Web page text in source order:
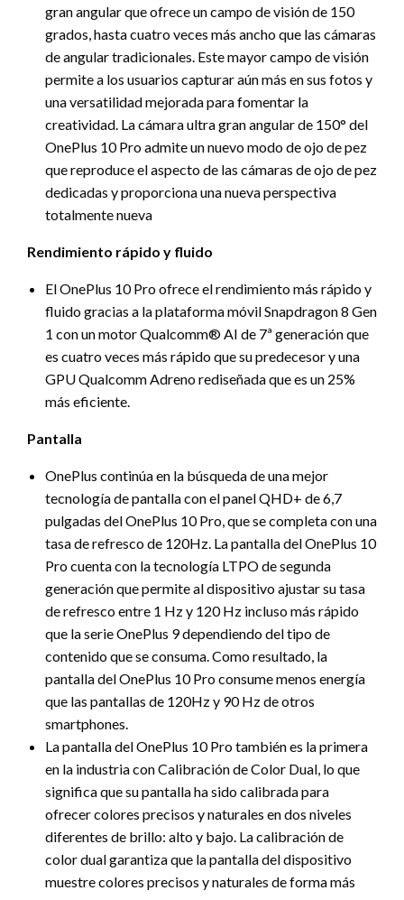
gran angular que ofrece un campo de visión de 150
grados, hasta cuatro veces más ancho que las cámaras
de angular tradicionales. Este mayor campo de visión
permite a los usuarios capturar aún más en sus fotos y
una versatilidad mejorada para fomentar la
creatividad. La cámara ultra gran angular de 150° del
OnePlus 10 Pro admite un nuevo modo de ojo de pez
que reproduce el aspecto de las cámaras de ojo de pez
dedicadas y proporciona una nueva perspectiva
totalmente nueva
Rendimiento rápido y fluido
El OnePlus 10 Pro ofrece el rendimiento más rápido y
fluido gracias a la plataforma móvil Snapdragon 8 Gen
1 con un motor Qualcomm® AI de 7ª generación que
es cuatro veces más rápido que su predecesor y una
GPU Qualcomm Adreno rediseñada que es un 25%
más eficiente.
Pantalla
OnePlus continúa en la búsqueda de una mejor
tecnología de pantalla con el panel QHD+ de 6,7
pulgadas del OnePlus 10 Pro, que se completa con una
tasa de refresco de 120Hz. La pantalla del OnePlus 10
Pro cuenta con la tecnología LTPO de segunda
generación que permite al dispositivo ajustar su tasa
de refresco entre 1 Hz y 120 Hz incluso más rápido
que la serie OnePlus 9 dependiendo del tipo de
contenido que se consuma. Como resultado, la
pantalla del OnePlus 10 Pro consume menos energía
que las pantallas de 120Hz y 90 Hz de otros
smartphones.
La pantalla del OnePlus 10 Pro también es la primera
en la industria con Calibración de Color Dual, lo que
significa que su pantalla ha sido calibrada para
ofrecer colores precisos y naturales en dos niveles
diferentes de brillo: alto y bajo. La calibración de
color dual garantiza que la pantalla del dispositivo
muestre colores precisos y naturales de forma más